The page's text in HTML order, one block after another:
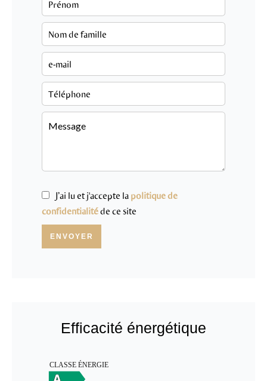
J’ai lu et j'accepte la politique de
confidentialitéde ce site
ENVOYER
Efficacité énergétique